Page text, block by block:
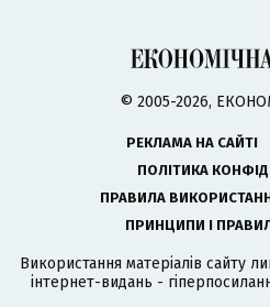
© 2005-2026,
РЕКЛАМА НА САЙТІ
ПОЛІТИКА
ПРАВИЛА
ПРИНЦИПИ І
Використання матеріалів сайту
інтернет-видань -